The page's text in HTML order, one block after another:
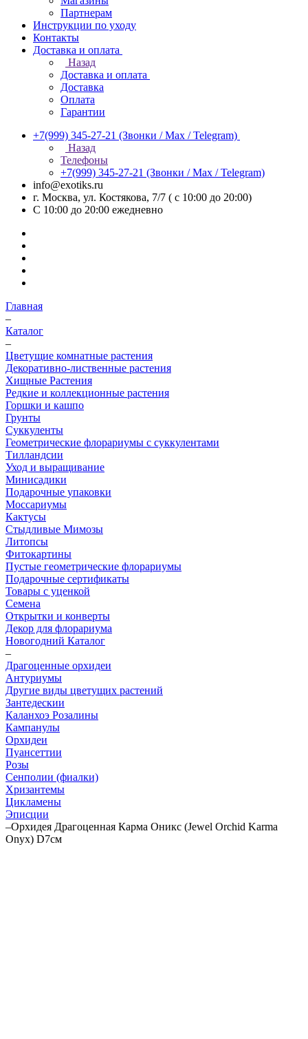
Партнерам
Инструкции по уходу
Контакты
Доставка и оплата
Назад
Доставка и оплата
Доставка
Оплата
Гарантии
+7(999) 345-27-21 (Звонки / Max / Telegram)
Назад
Телефоны
+7(999) 345-27-21 (Звонки / Max / Telegram)
info@exotiks.ru
г. Москва, ул. Костякова, 7/7 ( с 10:00 до 20:00)
С 10:00 до 20:00 ежедневно
Главная
–
Каталог
–
Цветущие комнатные растения
Декоративно-лиственные растения
Хищные Растения
Редкие и коллекционные растения
Горшки и кашпо
Грунты
Суккуленты
Геометрические флорариумы с суккулентами
Тилландсии
Уход и выращивание
Минисадики
Подарочные упаковки
Моссариумы
Кактусы
Стыдливые Мимозы
Литопсы
Фитокартины
Пустые геометрические флорариумы
Подарочные сертификаты
Товары с уценкой
Семена
Открытки и конверты
Декор для флорариума
Новогодний Каталог
–
Драгоценные орхидеи
Антуриумы
Другие виды цветущих растений
Зантедескии
Каланхоэ Розалины
Кампанулы
Орхидеи
Пуансеттии
Розы
Сенполии (фиалки)
Хризантемы
Цикламены
Эписции
–Орхидея Драгоценная Карма Оникс (Jewel Orchid Karma
Onyx) D7см